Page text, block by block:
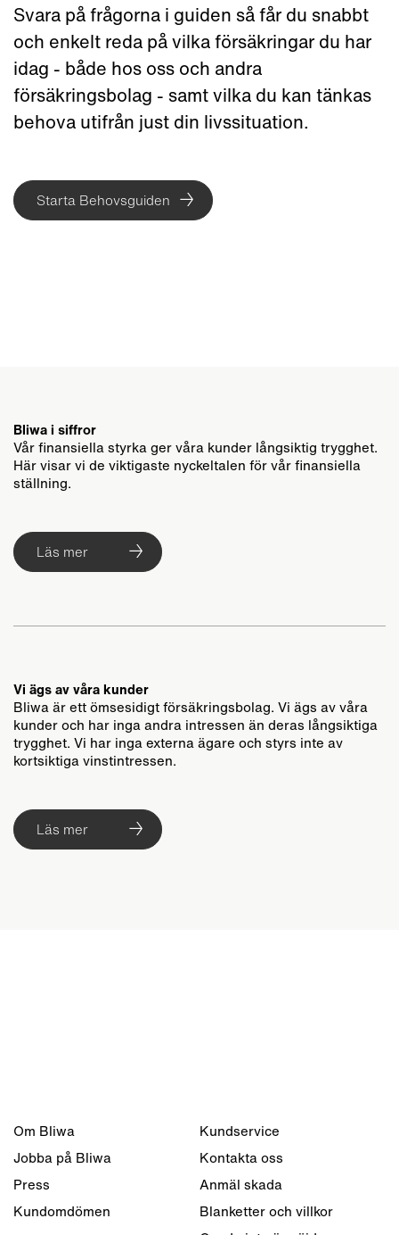
Svara på frågorna i guiden så får du snabbt
och enkelt reda på vilka försäkringar du har
idag - både hos oss och andra
försäkringsbolag - samt vilka du kan tänkas
behova utifrån just din livssituation.
Starta Behovsguiden
Bliwa i siffror
Vår finansiella styrka ger våra kunder långsiktig trygghet.
Här visar vi de viktigaste nyckeltalen för vår finansiella
ställning.
Läs mer
Vi ägs av våra kunder
Bliwa är ett ömsesidigt försäkringsbolag. Vi ägs av våra
kunder och har inga andra intressen än deras långsiktiga
trygghet. Vi har inga externa ägare och styrs inte av
kortsiktiga vinstintressen.
Läs mer
Om Bliwa
Jobba på Bliwa
Press
Kundomdömen
Kundservice
Kontakta oss
Anmäl skada
Blanketter och villkor